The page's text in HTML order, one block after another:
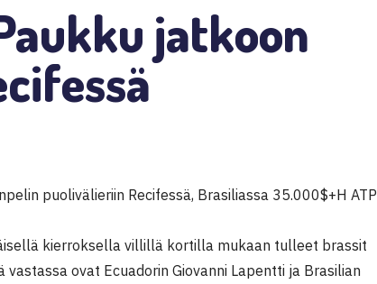
jatkoon
puolivälieriin Recifessä, Brasiliassa 35.000$+H ATP
kierroksella villillä kortilla mukaan tulleet brassit
vastassa ovat Ecuadorin Giovanni Lapentti ja Brasilian